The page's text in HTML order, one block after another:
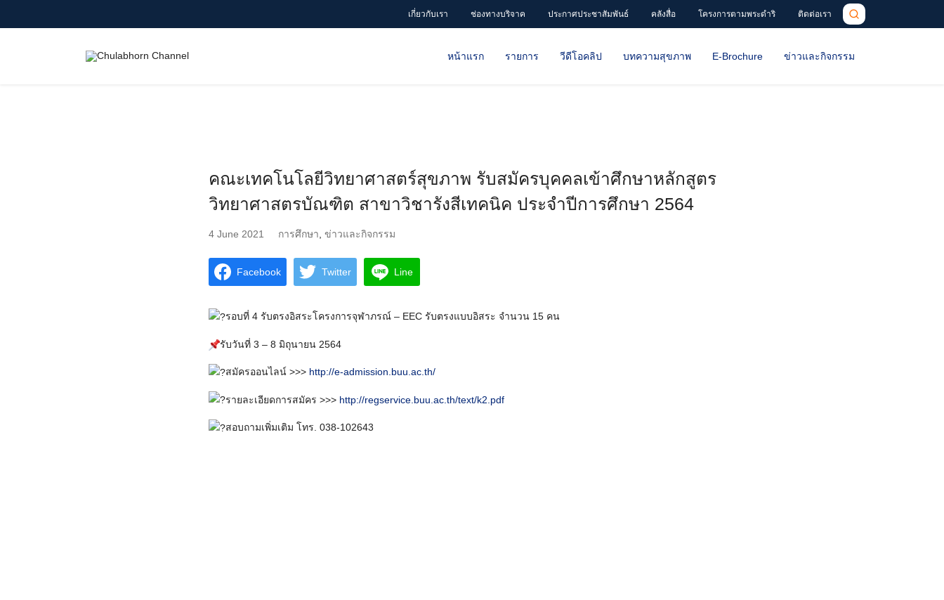
เกี่ยวกับเรา ช่องทางบริจาค ประกาศประชาสัมพันธ์ คลังสื่อ โครงการตามพระดำริ ติดต่อเรา
หน้าแรก รายการ วีดีโอคลิป บทความสุขภาพ E-Brochure ข่าวและกิจกรรม
คณะเทคโนโลยีวิทยาศาสตร์สุขภาพ รับสมัครบุคคลเข้าศึกษาหลักสูตร
วิทยาศาสตรบัณฑิต สาขาวิชารังสีเทคนิค ประจำปีการศึกษา 2564
4 June 2021 การศึกษา ข่าวและกิจกรรม
Facebook Twitter Line
รอบที่ 4 รับตรงอิสระโครงการจุฬาภรณ์ – EEC รับตรงแบบอิสระ จำนวน 15 คน
รับวันที่ 3 – 8 มิถุนายน 2564
สมัครออนไลน์ >>> http://e-admission.buu.ac.th/
รายละเอียดการสมัคร >>> http://regservice.buu.ac.th/text/k2.pdf
สอบถามเพิ่มเติม โทร. 038-102643